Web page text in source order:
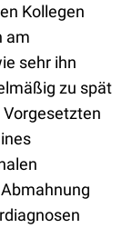
Kollegen
am
sehr ihn
zu spät